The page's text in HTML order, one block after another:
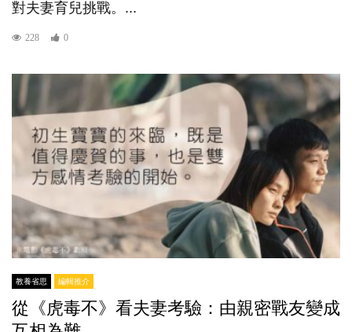
對夫妻育兒挑戰。...
228 0
教養省思 編輯推介
從《虎毒不》看夫妻考驗：由親密戰友變成